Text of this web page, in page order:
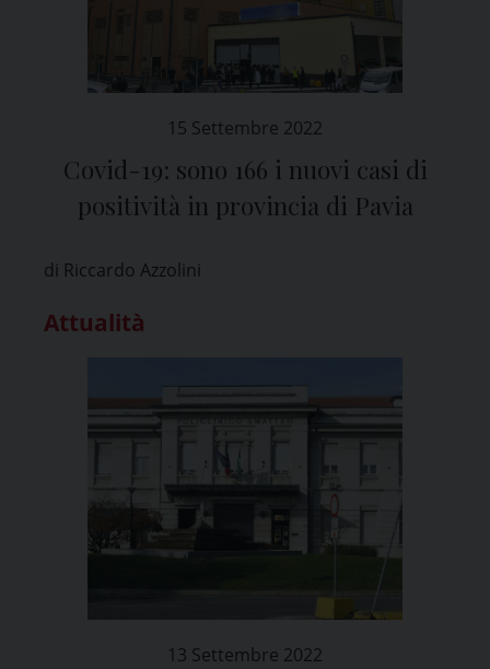
15 Settembre 2022
Covid-19: sono 166 i nuovi casi di
positività in provincia di Pavia
di Riccardo Azzolini
Attualità
13 Settembre 2022